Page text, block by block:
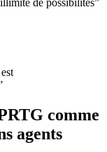
comme
agents